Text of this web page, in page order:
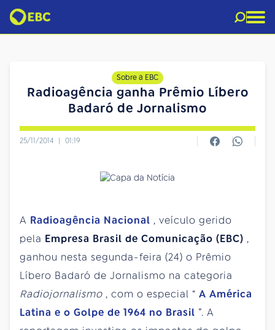
Sobre a EBC
Radioagência ganha Prêmio Líbero
Badaró de Jornalismo
25/11/2014 | 01:19
A Radioagência Nacional , veículo gerido
pela Empresa Brasil de Comunicação (EBC) ,
ganhou nesta segunda-feira (24) o Prêmio
Líbero Badaró de Jornalismo na categoria
Radiojornalismo , com o especial “ A América
Latina e o Golpe de 1964 no Brasil ”. A